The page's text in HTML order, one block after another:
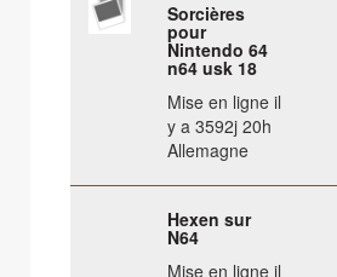
Sorcières
pour
Nintendo 64
n64 usk 18
Mise en ligne il
y a 3592j 20h
Allemagne
Hexen sur
N64
Mise en ligne il